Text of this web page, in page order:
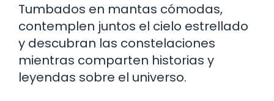
Tumbados en mantas cómodas,
contemplen juntos el cielo estrellado
y descubran las constelaciones
mientras comparten historias y
leyendas sobre el universo.